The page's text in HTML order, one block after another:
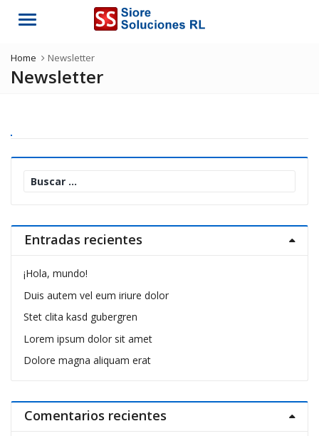
Menu
Home Newsletter
Newsletter
Buscar:
Entradas recientes
¡Hola, mundo!
Duis autem vel eum iriure dolor
Stet clita kasd gubergren
Lorem ipsum dolor sit amet
Dolore magna aliquam erat
Comentarios recientes